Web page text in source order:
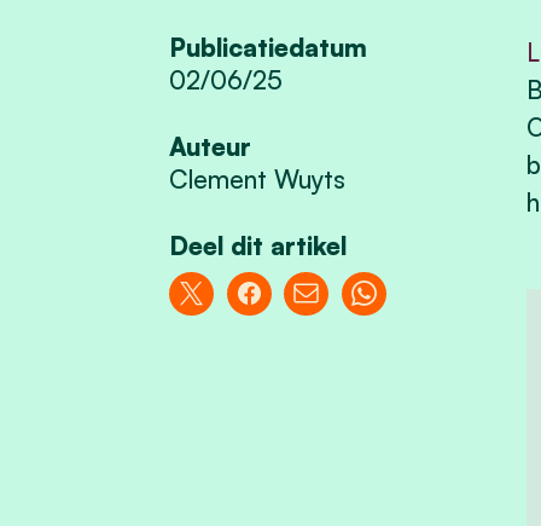
Publicatiedatum
02/06/25
Auteur
Clement Wuyts
Deel dit artikel